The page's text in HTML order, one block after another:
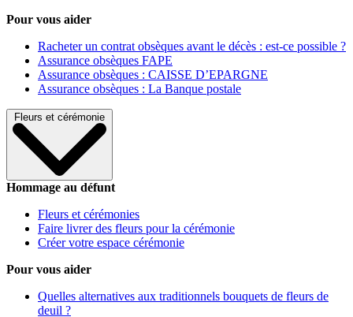
Pour vous aider
Racheter un contrat obsèques avant le décès : est-ce possible ?
Assurance obsèques FAPE
Assurance obsèques : CAISSE D’EPARGNE
Assurance obsèques : La Banque postale
Fleurs et cérémonie
Hommage au défunt
Fleurs et cérémonies
Faire livrer des fleurs pour la cérémonie
Créer votre espace cérémonie
Pour vous aider
Quelles alternatives aux traditionnels bouquets de fleurs de
deuil ?